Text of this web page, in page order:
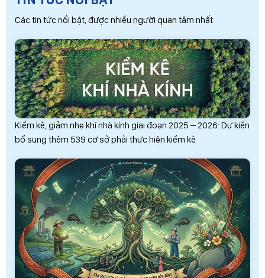
Các tin tức nổi bật, được nhiều người quan tâm nhất
Kiểm kê, giảm nhẹ khí nhà kính giai đoạn 2025 – 2026: Dự kiến
bổ sung thêm 539 cơ sở phải thực hiện kiểm kê